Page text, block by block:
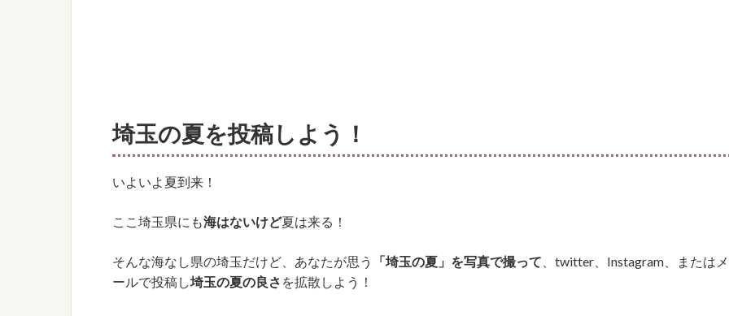
埼玉の夏を投稿しよう！
いよいよ夏到来！
ここ埼玉県にも海はないけど夏は来る！
そんな海なし県の埼玉だけど、あなたが思う 「埼玉の夏」を写真で撮って 、twitter、Instagram、またはメ
ールで投稿し埼玉の夏の良さ を拡散しよう！